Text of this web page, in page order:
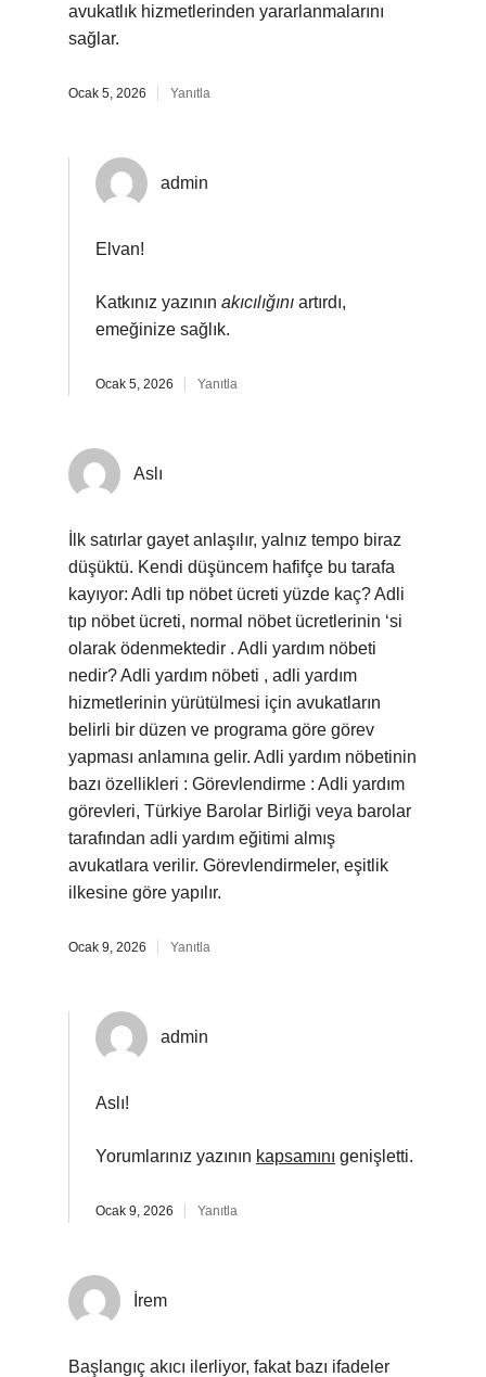
avukatlık hizmetlerinden yararlanmalarını
sağlar.
Ocak 5, 2026 Yanıtla
admin
Elvan!
Katkınız yazının akıcılığını artırdı,
emeğinize sağlık.
Ocak 5, 2026 Yanıtla
Aslı
İlk satırlar gayet anlaşılır, yalnız tempo biraz
düşüktü. Kendi düşüncem hafifçe bu tarafa
kayıyor: Adli tıp nöbet ücreti yüzde kaç? Adli
tıp nöbet ücreti, normal nöbet ücretlerinin ‘si
olarak ödenmektedir . Adli yardım nöbeti
nedir? Adli yardım nöbeti , adli yardım
hizmetlerinin yürütülmesi için avukatların
belirli bir düzen ve programa göre görev
yapması anlamına gelir. Adli yardım nöbetinin
bazı özellikleri : Görevlendirme : Adli yardım
görevleri, Türkiye Barolar Birliği veya barolar
tarafından adli yardım eğitimi almış
avukatlara verilir. Görevlendirmeler, eşitlik
ilkesine göre yapılır.
Ocak 9, 2026 Yanıtla
admin
Aslı!
Yorumlarınız yazının kapsamını genişletti.
Ocak 9, 2026 Yanıtla
İrem
Başlangıç akıcı ilerliyor, fakat bazı ifadeler